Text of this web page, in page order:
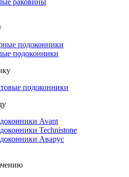
раковины
подоконники
подоконники
подоконники
Avant
Technistone
Аварус